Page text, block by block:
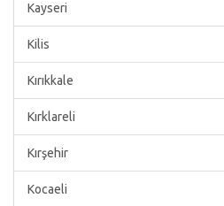
Kayseri
Kilis
Kırıkkale
Kırklareli
Kırşehir
Kocaeli